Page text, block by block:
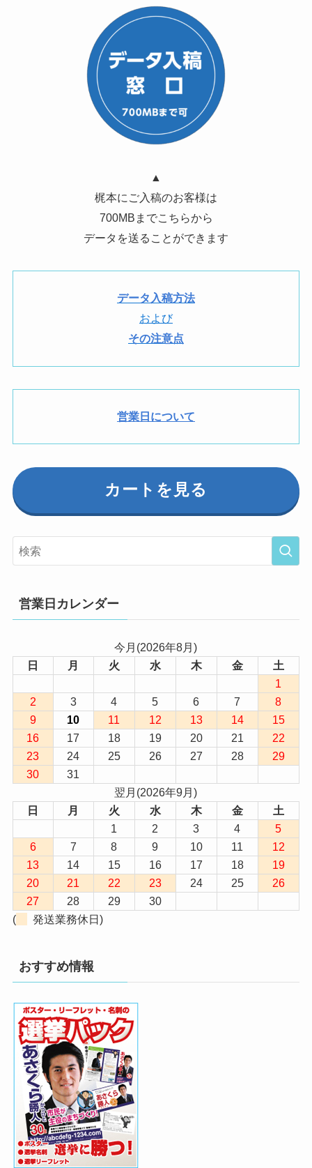
▲
梶本にご入稿のお客様は
700MBまでこちらから
データを送ることができます
データ入稿方法
および
その注意点
営業日について
カートを見る
営業日カレンダー
今月(2026年8月)
日
月 火 水 木 金
土
1
2
3 4 5 6 7
8
9
10 11 12 13 14
15
16
17 18 19 20 21
22
23
24 25 26 27 28
29
30
31
翌月(2026年9月)
日
月 火 水 木 金
土
1
2 3 4
5
6
7 8 9 10 11
12
13
14 15 16 17 18
19
20
21 22 23 24 25
26
27
28 29
30
(
発送業務休日)
おすすめ情報